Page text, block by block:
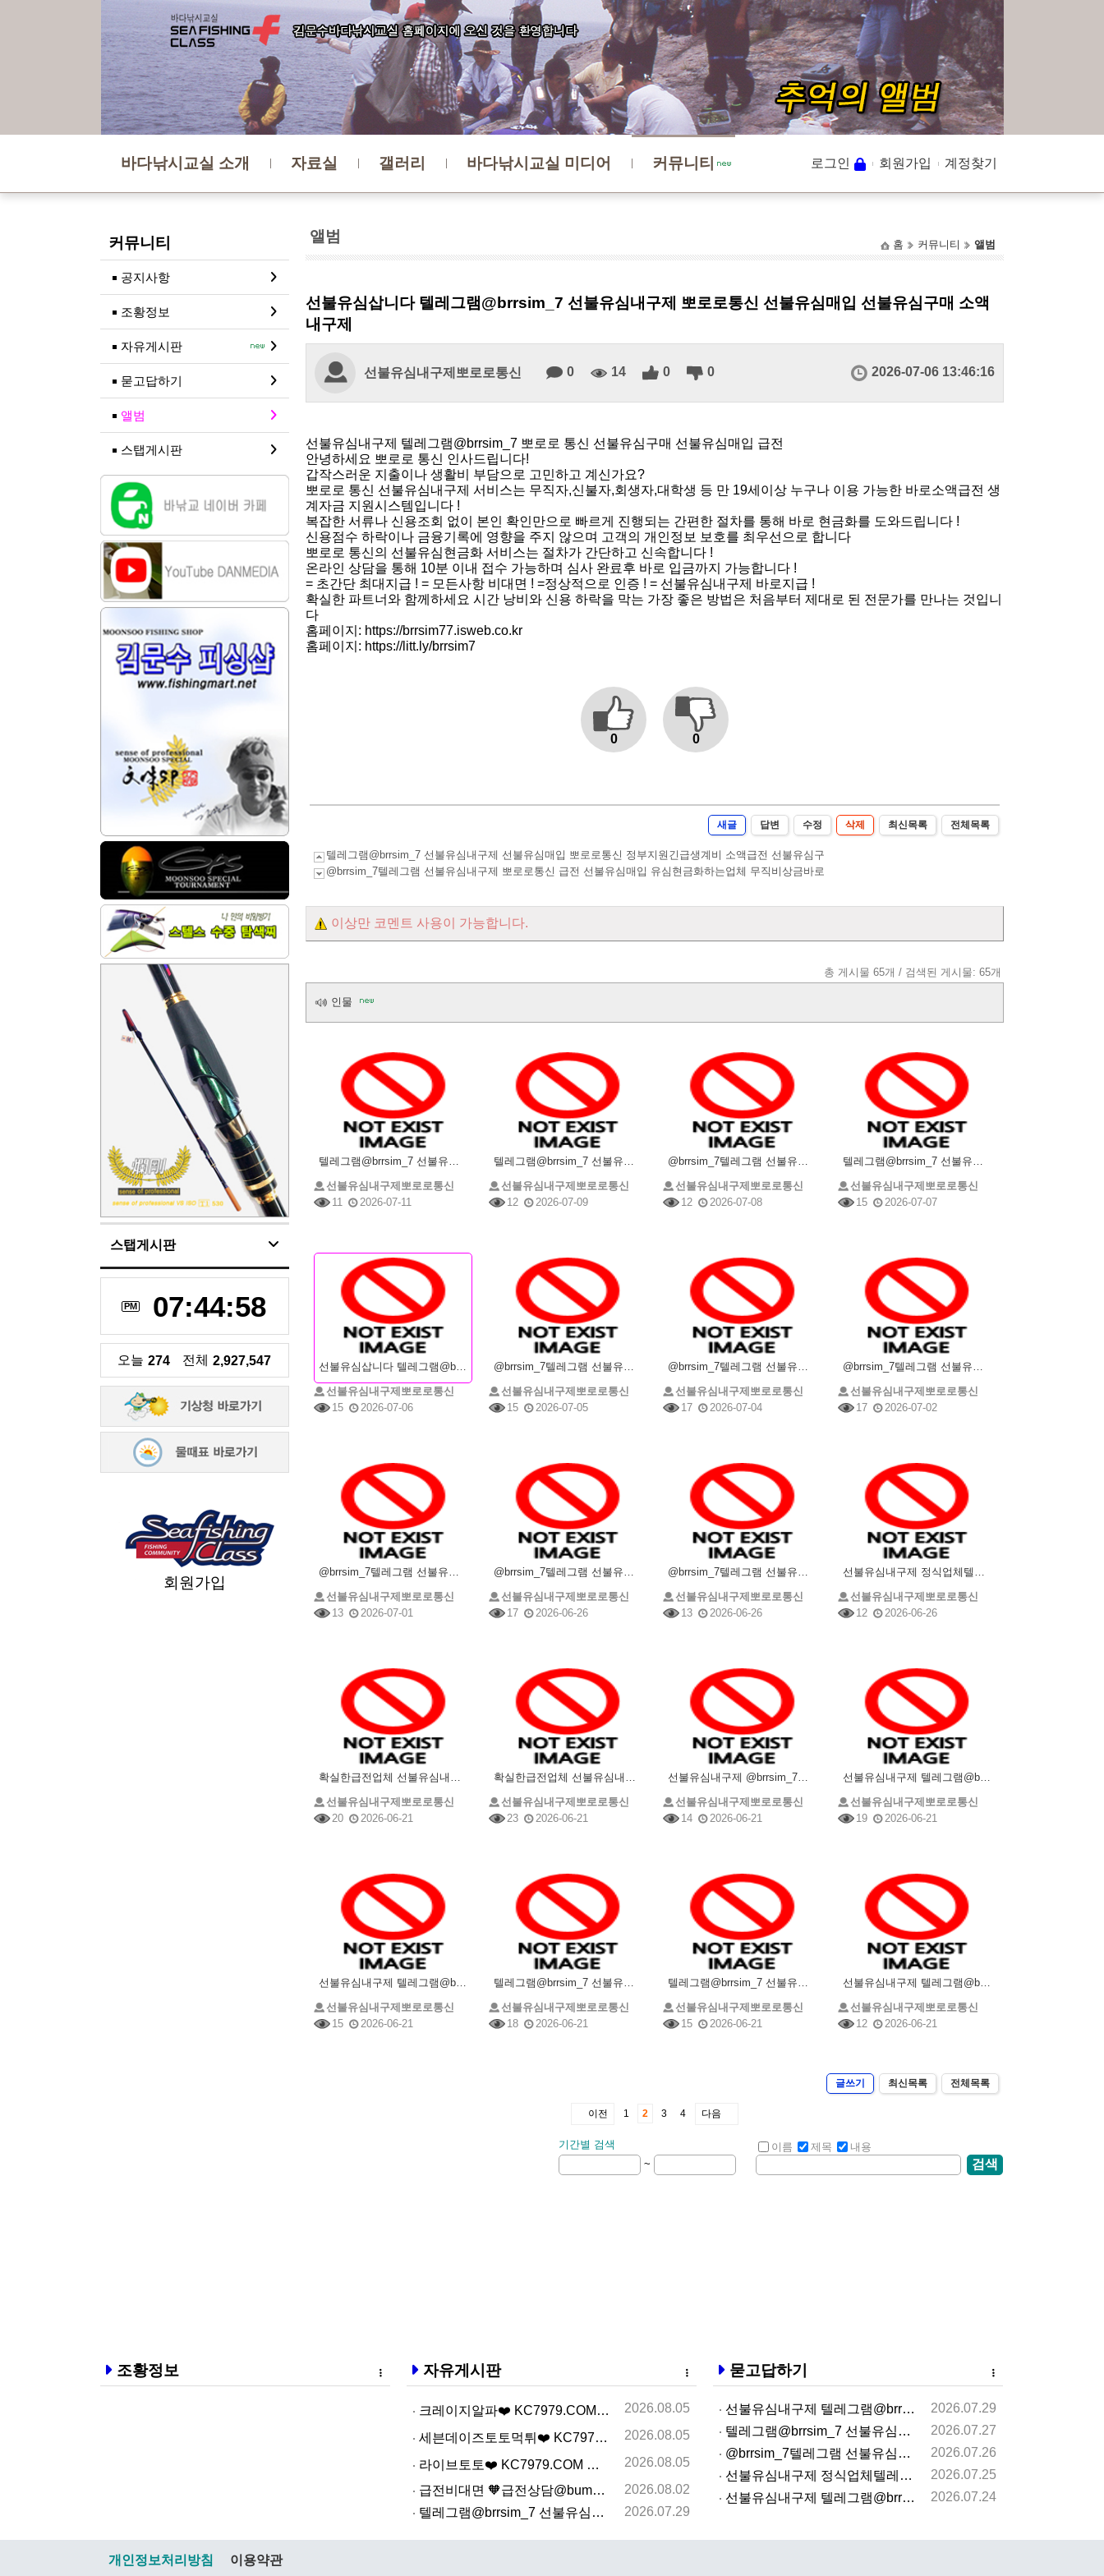
바다낚시교실 소개 자료실 갤러리 바다낚시교실 미디어 커뮤니티 로그인 회원가입 계정찾기
앨범 홈 커뮤니티 앨범
커뮤니티
공지사항
조황정보
자유게시판
묻고답하기
앨범
스탭게시판
스탭게시판
PM 07:44:58
오늘 274 전체 2,927,547
회원가입
선불유심삽니다 텔레그램@brrsim_7 선불유심내구제 뽀로로통신 선불유심매입 선불유심구매 소액
내구제
선불유심내구제뽀로로통신 0 14 0 0 2026-07-06 13:46:16
선불유심내구제 텔레그램@brrsim_7 뽀로로 통신 선불유심구매 선불유심매입 급전
안녕하세요 뽀로로 통신 인사드립니다!
갑작스러운 지출이나 생활비 부담으로 고민하고 계신가요?
뽀로로 통신 선불유심내구제 서비스는 무직자,신불자,회생자,대학생 등 만 19세이상 누구나 이용 가능한 바로소액급전 생
계자금 지원시스템입니다 !
복잡한 서류나 신용조회 없이 본인 확인만으로 빠르게 진행되는 간편한 절차를 통해 바로 현금화를 도와드립니다 !
신용점수 하락이나 금융기록에 영향을 주지 않으며 고객의 개인정보 보호를 최우선으로 합니다
뽀로로 통신의 선불유심현금화 서비스는 절차가 간단하고 신속합니다 !
온라인 상담을 통해 10분 이내 접수 가능하며 심사 완료후 바로 입금까지 가능합니다 !
= 초간단 최대지급 ! = 모든사항 비대면 ! =정상적으로 인증 ! = 선불유심내구제 바로지급 !
확실한 파트너와 함께하세요 시간 낭비와 신용 하락을 막는 가장 좋은 방법은 처음부터 제대로 된 전문가를 만나는 것입니
다
홈페이지: https://brrsim77.isweb.co.kr
홈페이지: https://litt.ly/brrsim7
0 0
새글 답변 수정 삭제 최신목록 전체목록
텔레그램@brrsim_7 선불유심내구제 선불유심매입 뽀로로통신 정부지원긴급생계비 소액급전 선불유심구
@brrsim_7텔레그램 선불유심내구제 뽀로로통신 급전 선불유심매입 유심현금화하는업체 무직비상금바로
이상만 코멘트 사용이 가능합니다.
총 게시물 65개 / 검색된 게시물: 65개
인물
텔레그램@brrsim_7 선불유심내구제 선불유심매입 뽀로로통신 정부지원긴급생계비 소액급전 선불유심구
선불유심내구제뽀로로통신
11
2026-07-11
텔레그램@brrsim_7 선불유심내구제 소액급전 선불유심매입 뽀로로통신 대학생소액급전 선불유심구매
선불유심내구제뽀로로통신
12
2026-07-09
@brrsim_7텔레그램 선불유심내구제 선불유심매입 뽀로로통신 소상공인긴급생활안정자금 비대면선불유심
선불유심내구제뽀로로통신
12
2026-07-08
텔레그램@brrsim_7 선불유심내구제 선불유심매입 뽀로로통신 정부지원긴급생계비 소액급전 선불유심구
선불유심내구제뽀로로통신
15
2026-07-07
선불유심삽니다 텔레그램@brrsim_7 선불유심내구제 뽀로로통신 선불유심매입 선불유심구매 소액내구제
선불유심내구제뽀로로통신
15
2026-07-06
@brrsim_7텔레그램 선불유심내구제 뽀로로통신 급전 선불유심매입 유심현금화하는업체 무직비상금바로
선불유심내구제뽀로로통신
15
2026-07-05
@brrsim_7텔레그램 선불유심내구제 선불유심매입 뽀로로통신 소상공인긴급생활안정자금 비대면선불유심
선불유심내구제뽀로로통신
17
2026-07-04
@brrsim_7텔레그램 선불유심매입 선불유심내구제 뽀로로통신 선불유심현금화하는업체 프리랜서소액급전
선불유심내구제뽀로로통신
17
2026-07-02
@brrsim_7텔레그램 선불유심매입 선불유심내구제 뽀로로통신 선불유심현금화하는업체 프리랜서소액급전
선불유심내구제뽀로로통신
13
2026-07-01
@brrsim_7텔레그램 선불유심내구제 선불유심매입 뽀로로통신 급전 선불유심현금화하는업체 선불유심
선불유심내구제뽀로로통신
17
2026-06-26
@brrsim_7텔레그램 선불유심내구제 뽀로로통신 급전 선불유심매입 유심현금화하는업체 무직비상금바로
선불유심내구제뽀로로통신
13
2026-06-26
선불유심내구제 정식업체텔레그램@brrsim_7선불유심매입 뽀로로통신 소상공인긴급생활안정자금 급전 선
선불유심내구제뽀로로통신
12
2026-06-26
확실한급전업체 선불유심내구제 @brrsim_7텔레그램 선불유심매입 뽀로로통신 유심삽니다 선불유심구매
선불유심내구제뽀로로통신
20
2026-06-21
확실한급전업체 선불유심내구제 @brrsim_7텔레그램 선불유심매입 뽀로로통신 유심삽니다 선불유심구매
선불유심내구제뽀로로통신
23
2026-06-21
선불유심내구제 @brrsim_7텔레그램 소액급전 선불유심매입 뽀로로통신 급전 선불유심현금화하는업체
선불유심내구제뽀로로통신
14
2026-06-21
선불유심내구제 텔레그램@brrsim_7 선불유심매입 뽀로로통신 소액개인돈 급전 연체자바로소액급전 선
선불유심내구제뽀로로통신
19
2026-06-21
선불유심내구제 텔레그램@brrsim_7 선불유심매입 뽀로로통신 주부소액내구제추천 급전 선불유심구매
선불유심내구제뽀로로통신
15
2026-06-21
텔레그램@brrsim_7 선불유심내구제 선불유심매입 뽀로로통신 직장인바로소액급전 선불유심구매 급전
선불유심내구제뽀로로통신
18
2026-06-21
텔레그램@brrsim_7 선불유심내구제 선불유심매입 뽀로로통신 정부지원긴급생계비 소액급전 선불유심
선불유심내구제뽀로로통신
15
2026-06-21
선불유심내구제 텔레그램@brrsim_7 선불유심매입 뽀로로통신 급전 모바일급전 저신용자비상금소액 유
선불유심내구제뽀로로통신
12
2026-06-21
글쓰기 최신목록 전체목록
이전 1 2 3 4 다음
기간별 검색
~
이름 제목 내용
검색
조황정보 자유게시판
크레이지알파❤️ KC7979.COM ❤️크레이지알파주소… 2026.08.05
세븐데이즈토­토먹­튀❤️ KC7979.COM ❤️슬­롯… 2026.08.05
라­이브토­토❤️ KC7979.COM ❤️온­라인카­지…
2026.08.05
급전비대면 🧡급전상담@bumbee2🧡 개인돈사고자 급전…
2026.08.02
텔레그램@brrsim_7 선불유심내구제 선불유심매입 뽀…
2026.07.29
묻고답하기
선불유심내구제 텔레그램@brrsim_7 선불유심매입 뽀…
2026.07.29
텔레그램@brrsim_7 선불유심내구제 선불유심매입 뽀…
2026.07.27
@brrsim_7텔레그램 선불유심내구제 급전 뽀로로통신…
2026.07.26
선불유심내구제 정식업체텔레그램@brrsim_7선불유심매…
2026.07.25
선불유심내구제 텔레그램@brrsim_7 선불유심매입 뽀…
2026.07.24
개인정보처리방침 이용약관